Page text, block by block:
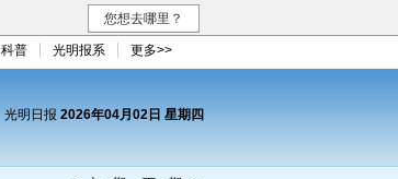
您想去哪里？
科普 光明报系 更多>>
光明日报 2026年04月02日 星期四